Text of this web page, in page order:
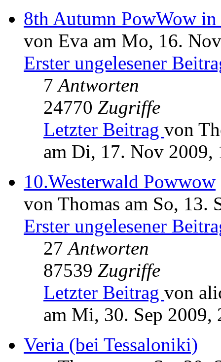
8th Autumn PowWow
von Eva am Mo, 16.
Erster ungelesener
7Antworten
24770 Zugriffe
Letzter Beitrag von
am Di, 17. Nov 2009,
10.Westerwald Powwow
von Thomas am So, 13.
Erster ungelesener
27Antworten
87539 Zugriffe
Letzter Beitrag von
am Mi, 30. Sep 2009,
Veria (bei Tessaloniki)